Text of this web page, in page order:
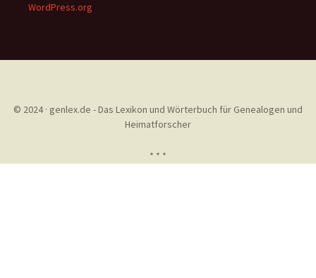
WordPress.org
© 2024 · genlex.de - Das Lexikon und Wörterbuch für Genealogen und
Heimatforscher
* * *